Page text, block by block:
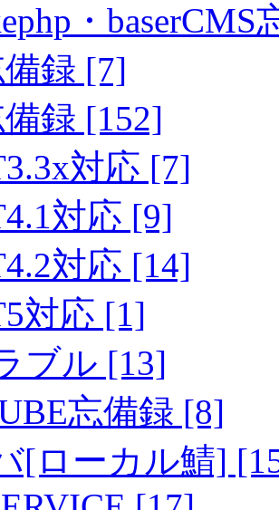
・baserCMS
録 [7]
録 [152]
対応 [7]
対応 [9]
対応 [14]
対応 [1]
ブル [13]
忘備録 [8]
[ローカル鯖]